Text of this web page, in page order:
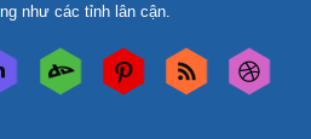
như các tỉnh lân cận.